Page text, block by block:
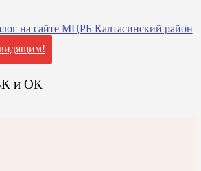
и ОК